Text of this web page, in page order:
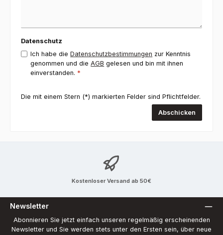
Datenschutz
Ich habe dieDatenschutzbestimmungen zur Kenntnis
genommen und dieAGB gelesen und bin mit ihnen
einverstanden. *
Die mit einem Stern (*) markierten Felder sind Pflichtfelder.
Abschicken
Kostenloser Versand ab 50€
Newsletter
Abonnieren Sie jetzt einfach unseren regelmäßig erscheinenden
Newsletter und Sie werden stets unter den Ersten sein, über neue